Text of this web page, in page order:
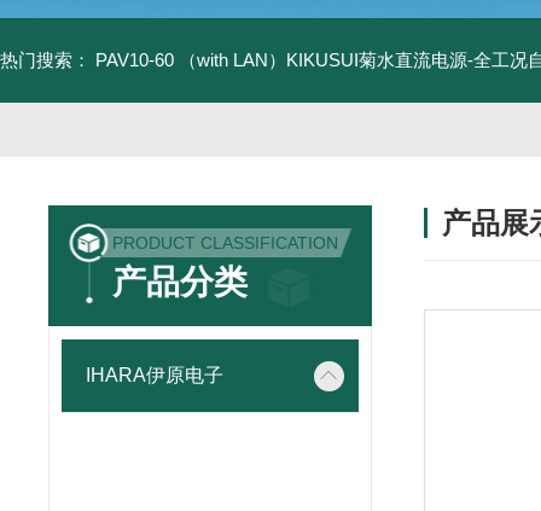
热门搜索： PAV10-60 （with LAN）KIKUSUI菊水直流电源-全工况
PRODUCT CLASSIFICATION
产品分类
IHARA伊原电子
产品展